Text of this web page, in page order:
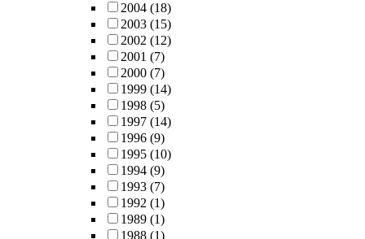
2004 (18)
2003 (15)
2002 (12)
2001 (7)
2000 (7)
1999 (14)
1998 (5)
1997 (14)
1996 (9)
1995 (10)
1994 (9)
1993 (7)
1992 (1)
1989 (1)
1988 (1)